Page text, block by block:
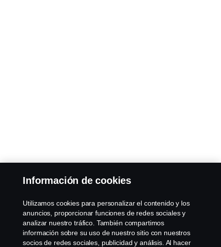
Información de cookies
Utilizamos cookies para personalizar el contenido y los
anuncios, proporcionar funciones de redes sociales y
analizar nuestro tráfico. También compartimos
información sobre su uso de nuestro sitio con nuestros
socios de redes sociales, publicidad y análisis. Al hacer